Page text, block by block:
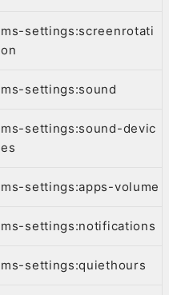
ms-settings:screenrotati
on
ms-settings:sound
ms-settings:sound-devic
es
ms-settings:apps-volume
ms-settings:notifications
ms-settings:quiethours